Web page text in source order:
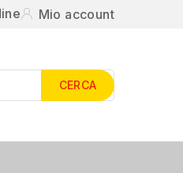
Mio account
CERCA